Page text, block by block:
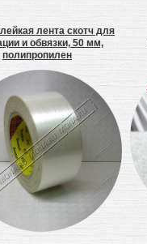
лента скотч для
и обвязки, 50 мм,
полипропилен